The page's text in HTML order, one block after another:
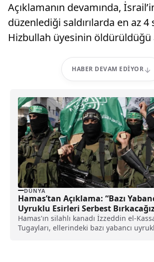
Açıklamanın devamında,
düzenlediği saldırılarda en az 4
Hizbullah üyesinin öldürüldüğü
HABER DEVAM EDIYOR
DÜNYA
Hamas’tan Açıklama: “Bazı
Uyruklu Esirleri Serbest
Hamas'ın silahlı kanadı İzzeddin el-
Tugayları, ellerindeki bazı yabancı